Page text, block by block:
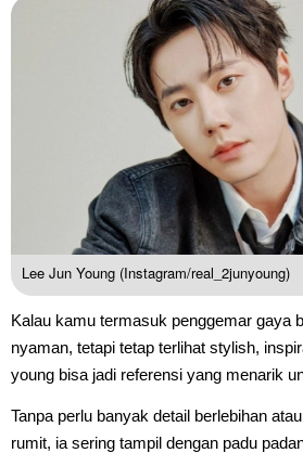
Lee Jun Young (Instagram/real_2junyoung)
Kalau kamu termasuk penggemar gaya
nyaman, tetapi tetap terlihat stylish,
young bisa jadi referensi yang menarik
Tanpa perlu banyak detail berlebihan
rumit, ia sering tampil dengan padu